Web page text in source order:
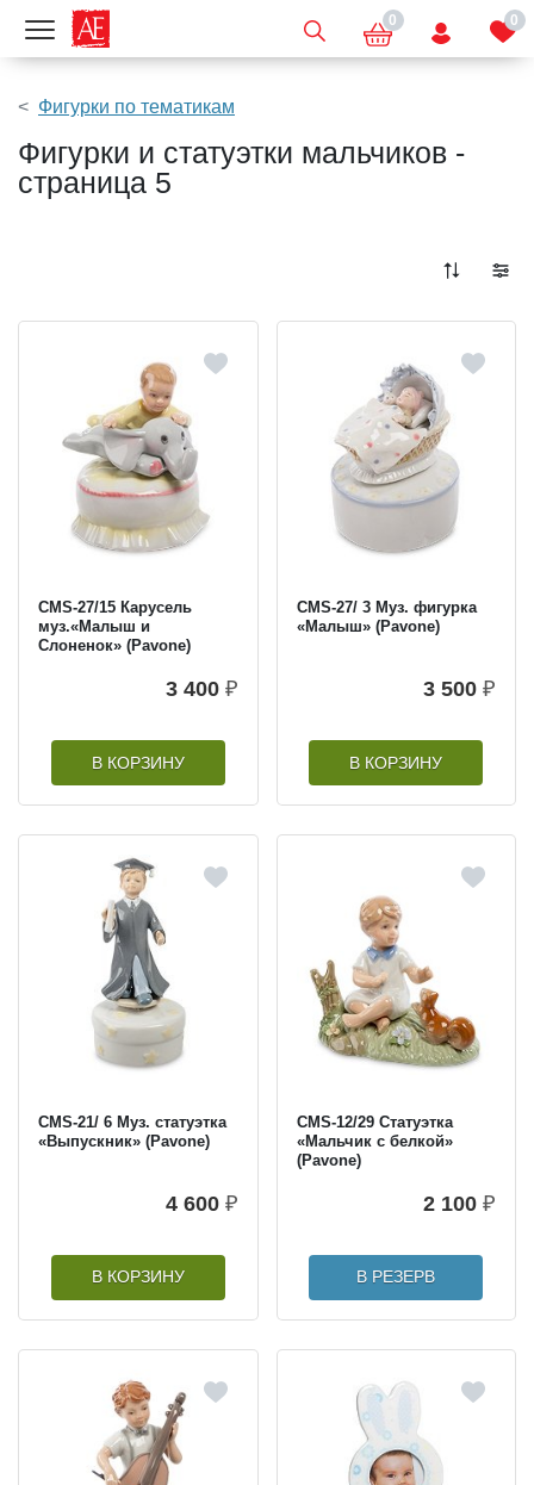
Показать меню 0 0
Фигурки по тематикам
Фигурки и статуэтки мальчиков -
страница 5
CMS-27/15 Карусель
муз.«Малыш и
Cлоненок» (Pavone)
3 400 ₽
В КОРЗИНУ
CMS-27/ 3 Муз. фигурка
«Малыш» (Pavone)
3 500 ₽
В КОРЗИНУ
CMS-21/ 6 Муз. статуэтка
«Выпускник» (Pavone)
4 600 ₽
В КОРЗИНУ
CMS-12/29 Статуэтка
«Мальчик с белкой»
(Pavone)
2 100 ₽
В РЕЗЕРВ